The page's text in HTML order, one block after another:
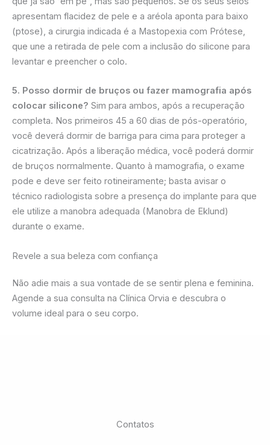
apresentam flacidez de pele e a aréola aponta para baixo
(ptose), a cirurgia indicada é a Mastopexia com Prótese,
que une a retirada de pele com a inclusão do silicone para
levantar e preencher o colo.
5. Posso dormir de bruços ou fazer mamografia após
colocar silicone? Sim para ambos, após a recuperação
completa. Nos primeiros 45 a 60 dias de pós-operatório,
você deverá dormir de barriga para cima para proteger a
cicatrização. Após a liberação médica, você poderá dormir
de bruços normalmente. Quanto à mamografia, o exame
pode e deve ser feito rotineiramente; basta avisar o
técnico radiologista sobre a presença do implante para que
ele utilize a manobra adequada (Manobra de Eklund)
durante o exame.
Revele a sua beleza com confiança
Não adie mais a sua vontade de se sentir plena e feminina.
Agende a sua consulta na Clínica Orvia e descubra o
volume ideal para o seu corpo.
Contatos